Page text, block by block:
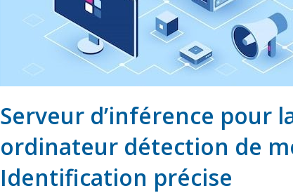
Serveur d’inférence pour
ordinateur détection de
Identification précise